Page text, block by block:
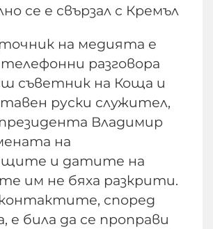
се е свързал с Кремъл
на медията е
разговора
съветник на Коща и
руски служител,
Владимир
на
и датите на
им не бяха разкрити.
според
е била да се проправи